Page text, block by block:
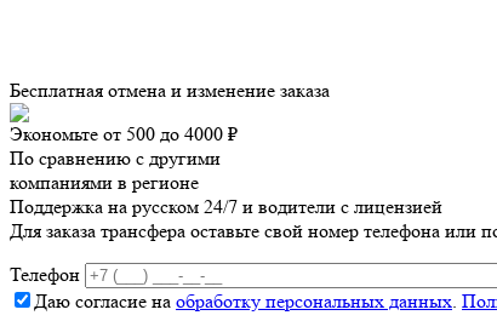
Бесплатная отмена и изменение заказа
Экономьте от 500 до 4000 ₽
По сравнению с другими
компаниями в регионе
Поддержка на русском 24/7 и водители с лицензией
Для заказа трансфера оставьте свой номер телефона или
Телефон
Даю согласие на обработку персональных данных.